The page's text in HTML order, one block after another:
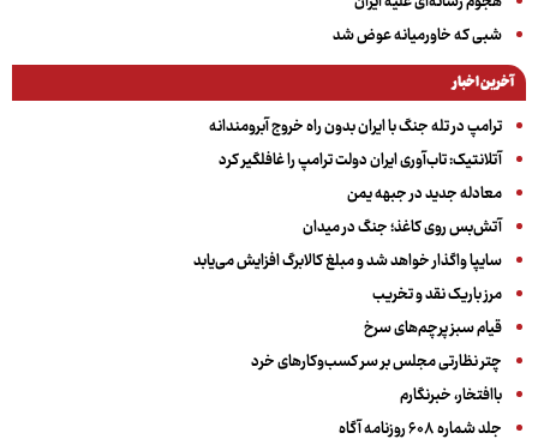
شبی که خاورمیانه عوض شد
آخرین اخبار
ترامپ در تله جنگ با ایران بدون راه خروج آبرومندانه
آتلانتیک: تاب‌آوری ایران دولت ترامپ را غافلگیر کرد
معادله جدید در جبهه یمن
آتش‌بس روی کاغذ؛ جنگ در میدان
سایپا واگذار خواهد شد و مبلغ کالابرگ افزایش می‌یابد
مرز باریک نقد و تخریب
قیام سبز پرچم‌های سرخ
چتر نظارتی مجلس بر سر کسب‌وکارهای خرد
باافتخار، خبرنگارم
جلد شماره ۶۰۸ روزنامه آگاه